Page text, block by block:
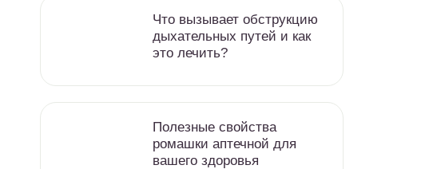
Что вызывает обструкцию
дыхательных путей и как
это лечить?
Полезные свойства
ромашки аптечной для
вашего здоровья